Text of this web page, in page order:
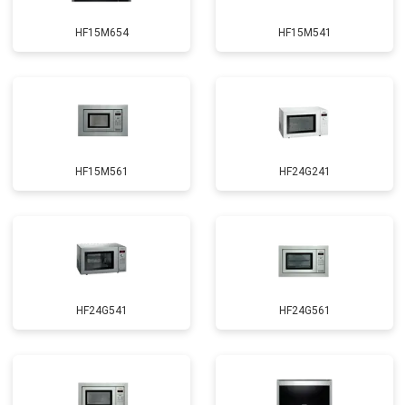
HF15M654 HF15M541
HF15M561 HF24G241
HF24G541 HF24G561